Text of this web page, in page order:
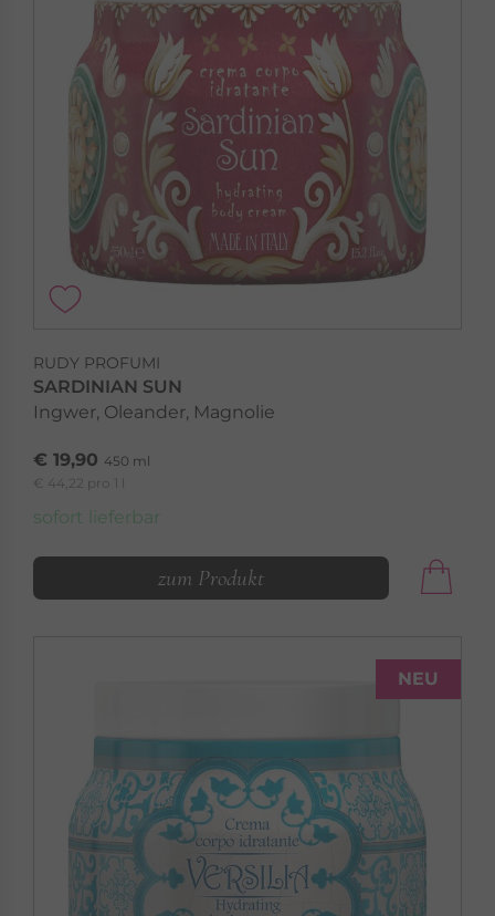
RUDY PROFUMI
SARDINIAN SUN
Ingwer, Oleander, Magnolie
€ 19,90 450 ml
€ 44,22 pro 1 l
sofort lieferbar
zum Produkt
NEU